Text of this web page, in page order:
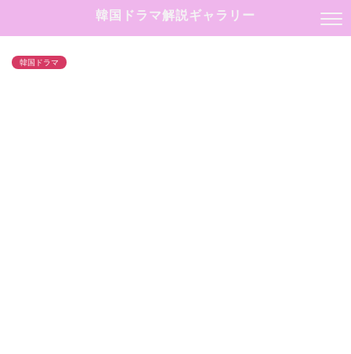
韓国ドラマ解説ギャラリー
韓国ドラマ